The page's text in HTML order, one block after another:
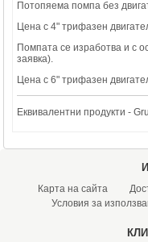
Потопяема помпа без
Цена с 4" трифазен
Помпата се изработва и с
заявка).
Цена с 6" трифазен
Еквивалентни продукти -
Карта на сайта
Условия за